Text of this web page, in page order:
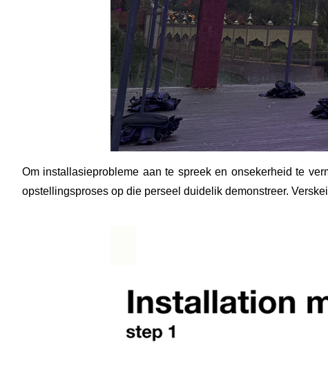
Om installasieprobleme aan te spreek en onsekerheid te
opstellingsproses op die perseel duidelik demonstreer.